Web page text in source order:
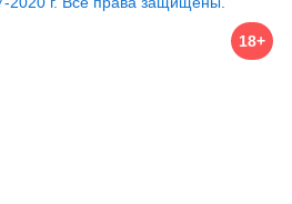
18+